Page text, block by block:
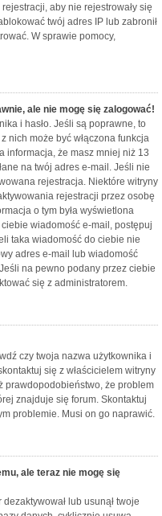
rejestracji, aby nie rejestrowały się
twój adres IP lub zabronił
W sprawie pomocy,
ale nie mogę się zalogować!
i hasło. Jeśli są poprawne, to
nich może być włączona funkcja
informacja, że masz mniej niż 13
na twój adres e-mail. Jeśli nie
rejestracja. Niektóre witryny
rejestracji przez osobę
o tym była wyświetlona
wiadomość e-mail, postępuj
taka wiadomość do ciebie nie
adres e-mail lub wiadomość
na pewno podany przez ciebie
się z administratorem.
czy twoja nazwa użytkownika i
się z właścicielem witryny
prawdopodobieństwo, że problem
znajduje się forum. Skontaktuj
problemie. Musi on go naprawić.
ale teraz nie mogę się
lub usunął twoje